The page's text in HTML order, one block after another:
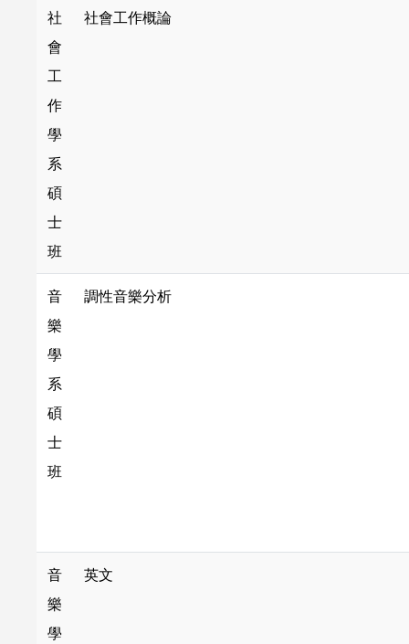
社
會
工
作
學
系
碩
士
班
社會工作概論
音
樂
學
系
碩
士
班
調性音樂分析
音
樂
學
英文